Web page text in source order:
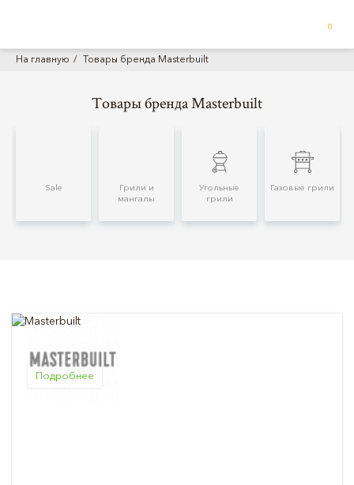
0
На главную Товары бренда Masterbuilt
Товары бренда Masterbuilt
Sale
Грили и
мангалы
Угольные
грили
Газовые грили
Подробнее